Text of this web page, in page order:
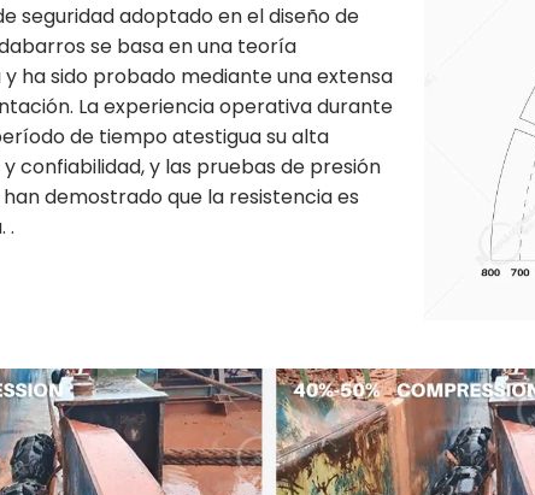
seguridad adoptado en el diseño de
se basa en una teoría
ha sido probado mediante una extensa
La experiencia operativa durante
de tiempo atestigua su alta
confiabilidad, y las pruebas de presión
demostrado que la resistencia es
.